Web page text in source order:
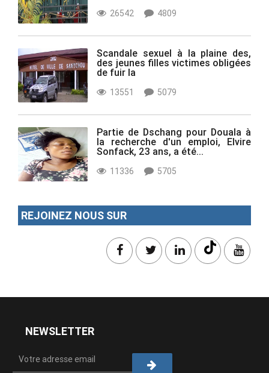
26542 4809
Scandale sexuel à la plaine des,
des jeunes filles victimes obligées
de fuir la
13551 5079
Partie de Dschang pour Douala à
la recherche d'un emploi, Elvire
Sonfack, 23 ans, a été...
11336 5705
REJOINEZ NOUS SUR
NEWSLETTER